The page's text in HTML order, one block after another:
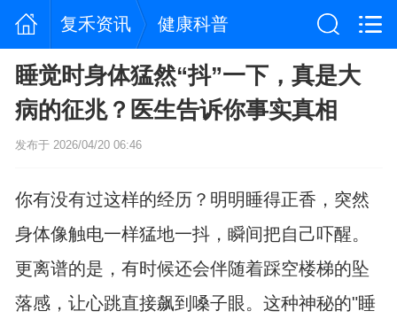
复禾资讯 健康科普
睡觉时身体猛然“抖”一下，真是大
病的征兆？医生告诉你事实真相
发布于 2026/04/20 06:46
你有没有过这样的经历？明明睡得正香，突然
身体像触电一样猛地一抖，瞬间把自己吓醒。
更离谱的是，有时候还会伴随着踩空楼梯的坠
落感，让心跳直接飙到嗓子眼。这种神秘的"睡